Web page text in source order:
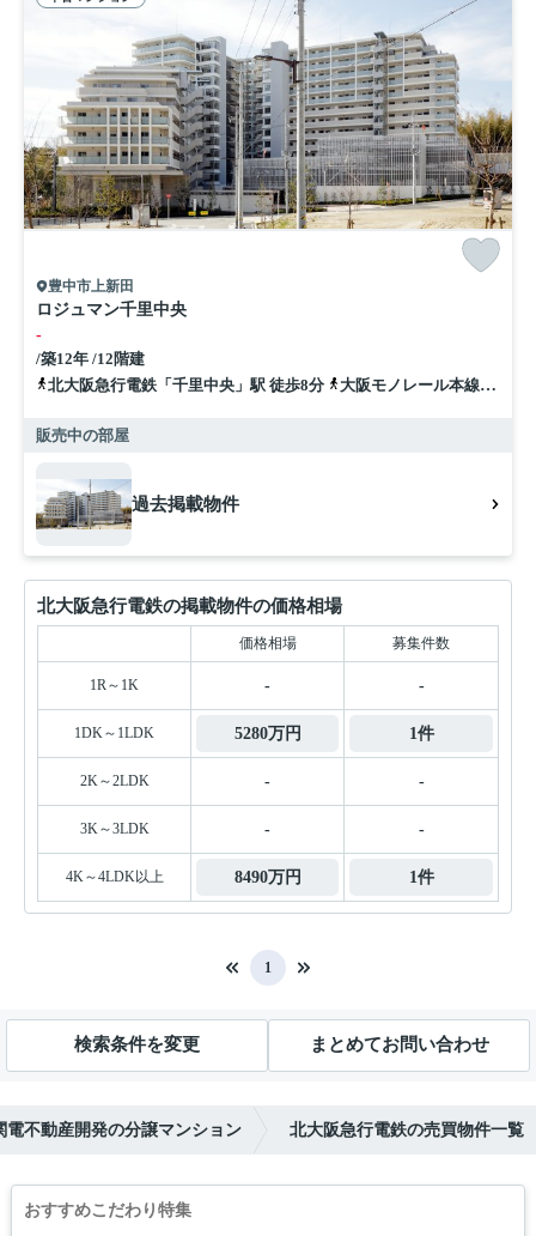
豊中市上新田
ロジュマン千里中央
-
/築12年 /12階建
北大阪急行電鉄「千里中央」駅 徒歩8分
大阪モノレール本線「千里中央」駅 徒歩6分
販売中の部屋
過去掲載物件
北大阪急行電鉄の掲載物件の価格相場
価格相場 募集件数
1R～1K - -
1DK～1LDK 5280万円 1件
2K～2LDK - -
3K～3LDK - -
4K～4LDK以上 8490万円 1件
1
検索条件を変更 まとめてお問い合わせ
電不動産開発の分譲マンション 北大阪急行電鉄の売買物件一覧
おすすめこだわり特集